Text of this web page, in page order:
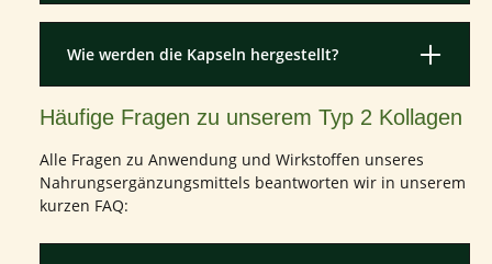
Wie werden die Kapseln hergestellt?
Häufige Fragen zu unserem Typ 2 Kollagen
Alle Fragen zu Anwendung und Wirkstoffen unseres
Nahrungsergänzungsmittels beantworten wir in unserem
kurzen FAQ: